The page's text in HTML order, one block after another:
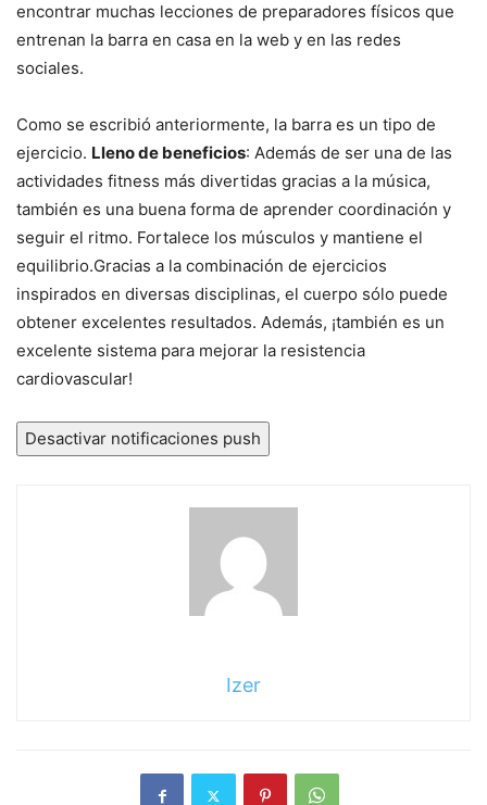
encontrar muchas lecciones de preparadores físicos que
entrenan la barra en casa en la web y en las redes
sociales.
Como se escribió anteriormente, la barra es un tipo de
ejercicio. Lleno de beneficios: Además de ser una de las
actividades fitness más divertidas gracias a la música,
también es una buena forma de aprender coordinación y
seguir el ritmo. Fortalece los músculos y mantiene el
equilibrio.Gracias a la combinación de ejercicios
inspirados en diversas disciplinas, el cuerpo sólo puede
obtener excelentes resultados. Además, ¡también es un
excelente sistema para mejorar la resistencia
cardiovascular!
Desactivar notificaciones push
Izer